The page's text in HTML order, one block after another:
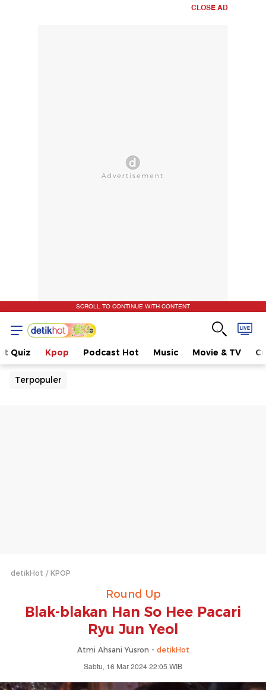
CLOSE AD
SCROLL TO CONTINUE WITH CONTENT
Quiz Kpop Podcast Hot Music Movie & TV
Terpopuler
detikHot KPOP
Round Up
Blak-blakan Han So Hee Pacari
Ryu Jun Yeol
Atmi Ahsani Yusron - detikHot
Sabtu, 16 Mar 2024 22:05 WIB